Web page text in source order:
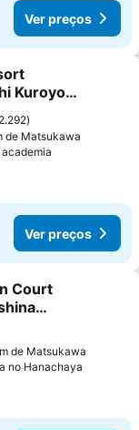
Ver preços
favoritos
Kuroyon
2.292
de Matsukawa
Ver preços
favoritos
Court
de Matsukawa
no Hanachaya